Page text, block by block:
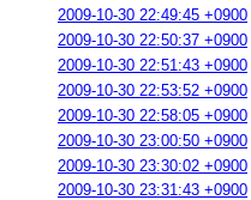
2009-10-30 22:49:45 +0900
2009-10-30 22:50:37 +0900
2009-10-30 22:51:43 +0900
2009-10-30 22:53:52 +0900
2009-10-30 22:58:05 +0900
2009-10-30 23:00:50 +0900
2009-10-30 23:30:02 +0900
2009-10-30 23:31:43 +0900